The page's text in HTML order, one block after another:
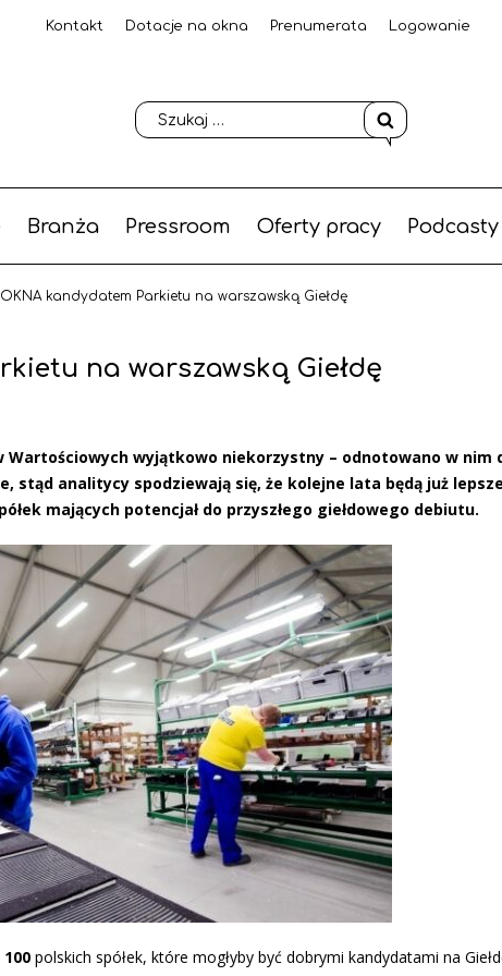
Kontakt Dotacje na okna Prenumerata Logowanie
Branża Pressroom Oferty pracy Podcasty
kandydatem Parkietu na warszawską Giełdę
na warszawską Giełdę
Wartościowych wyjątkowo niekorzystny – odnotowano w nim
stąd analitycy spodziewają się, że kolejne lata będą już
mających potencjał do przyszłego giełdowego debiutu.
polskich spółek, które mogłyby być dobrymi kandydatami na